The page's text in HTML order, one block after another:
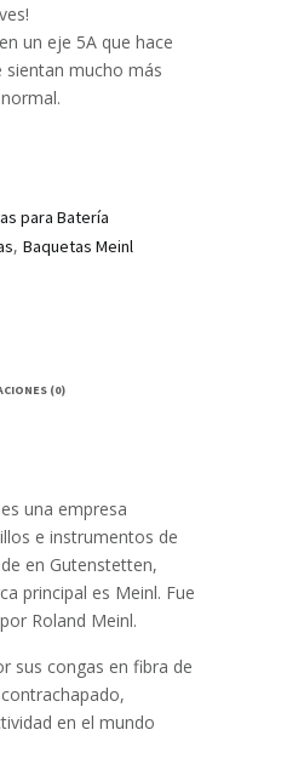
un eje 5A que hace
sientan mucho más
para Batería
, Baquetas Meinl
(0)
una empresa
e instrumentos de
en Gutenstetten,
principal es Meinl. Fue
Roland Meinl.
sus congas en fibra de
en el mundo